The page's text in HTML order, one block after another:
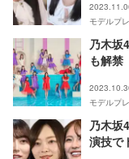
モデルプ
乃木坂
も解禁
モデルプ
乃木坂
演技で